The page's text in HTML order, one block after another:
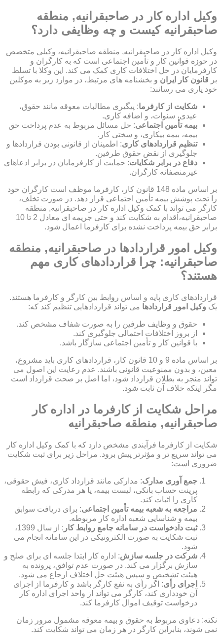
وکیل اداره کار در صاحبقرانیه, منطقه
صاحبقرانیه کیست و چه وظایفی دارد؟
وکیل اداره کار در صاحبقرانیه, منطقه صاحبقرانیه، وکیلی متخصص
در حوزه قوانین کار و تأمین اجتماعی است که به کارگران و
کارفرمایان در حل اختلافات کاری کمک می کند. این وکلا با تسلط
بر قانون کار ایران و بخشنامه های مرتبط، در موارد زیر به موکلین
خود یاری می رسانند:
شکایت از کارفرما: پیگیری مطالبات معوقه مانند حقوق،
عیدی، سنوات، و اضافه کاری.
بیمه تأمین اجتماعی: حل مسائل مربوط به عدم پرداخت حق
بیمه، بیمه بیکاری، و سختی کار.
تنظیم قراردادهای کاری: اطمینان از قانونی بودن قراردادها و
جلوگیری از نقض حقوق طرفین.
دفاع در برابر شکایات: حمایت از کارفرمایان در برابر ادعاهای
غیرمنصفانه کارگران.
بر اساس ماده 148 قانون کار، کارفرما موظف است کارگران خود
را تحت پوشش بیمه تأمین اجتماعی قرار دهد. در صورت تخلف،
کارگر می تواند با کمک وکیل اداره کار در صاحبقرانیه, منطقه
صاحبقرانیه،اقدام به شکایت کند و حتی جریمه ای معادل 2 تا 10
برابر حق بیمه پرداخت نشده برای کارفرما اعمال شود.
وکیل امور قراردادها در صاحبقرانیه, منطقه
صاحبقرانیه: چرا قراردادهای کاری مهم
هستند؟
قراردادهای کاری پایه و اساس روابط بین کارگر و کارفرما هستند.
یک وکیل امور قراردادها می تواند قراردادهایی تنظیم کند که:
حقوق و وظایف طرفین را به صورت شفاف مشخص کند.
از بروز اختلافات احتمالی جلوگیری کند.
با قوانین کار و تأمین اجتماعی سازگار باشد.
بر اساس ماده 9 و 10 قانون کار، قراردادهای کاری باید مشروع،
معین، و بدون ممنوعیت قانونی باشند. عدم رعایت این اصول می
تواند منجر به بطلان قرارداد شود، اما اصل بر صحت قرارداد است
مگر اینکه خلاف آن ثابت شود.
مراحل شکایت از کارفرما در اداره کار
صاحبقرانیه, منطقه صاحبقرانیه
شکایت از کارفرما فرآیندی مشخص دارد که با کمک وکیل اداره کار
می تواند سریع تر و مؤثرتر پیش برود. مراحل زیر برای ثبت شکایت
ضروری است:
جمع آوری مدارک: مدارکی مانند قرارداد کاری، فیش حقوقی،
پرینت حساب بانکی، لیست بیمه، یا هر مدرکی که رابطه
کاری را اثبات کند.
مراجعه به شعبه بیمه تأمین اجتماعی: برای دریافت سوابق
بیمه و شناسایی شعبه اداره کار مربوطه.
ثبت دادخواست در سامانه جامع روابط کار
: از سال 1399،
ثبت شکایت به صورت الکترونیکی در این سامانه انجام می
شود.
شرکت در جلسه سازش: اداره کار ابتدا جلسه ای برای صلح و
سازش برگزار می کند. در صورت عدم توافق، پرونده به
هیئت تشخیص و سپس هیئت حل اختلاف ارجاع می شود.
اجرای رأی: اگر رأی به نفع کارگر باشد و کارفرما از اجرای
آن خودداری کند، کارگر می تواند از واحد اجرای اداره کار
درخواست توقیف اموال کارفرما کند.
نکته: دعاوی مربوط به حقوق و بیمه معوقه مشمول مرور زمان
نمی شوند، بنابراین کارگر در هر زمان می تواند شکایت کند.